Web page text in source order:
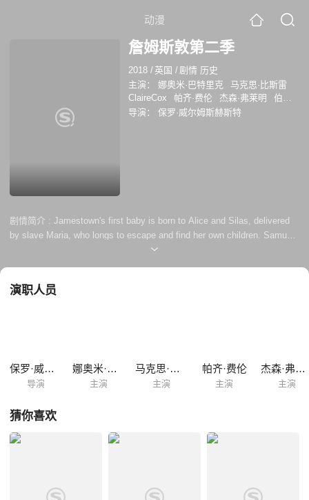
动漫
詹姆斯敦第二季
2018 / 英国 /剧情 历史
主演：
娜奥米·巴特里克
马克思·比斯雷
ClaireCox
帕齐·费伦 杰森·弗莱明
伯恩·
戈曼
迪恩·里侬斯·凯利
导演： 保罗·威尔姆斯赫斯特
剧情简介 : Jamestown's first baby is born to Alice and Silas, delivered
by slave Maria, who longs to escape and find her own children. Samuel
is found dead, rendering Jocelyn and Mercy homeless until Verity takes
suspected of informing the Spanish that...
演职人员
保罗·威尔姆斯赫斯特
导演
娜奥米·巴特里克
主演
马克思·比斯雷
主演
帕齐·费伦
主演
杰森·弗莱明
主演
猜你喜欢